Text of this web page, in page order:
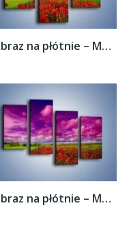
Obraz na płótnie – Maki nad fioletowymi...
Obraz na płótnie – Maki nad fioletowymi...